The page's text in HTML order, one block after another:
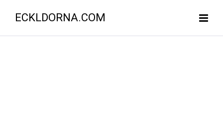
ECKLDORNA.COM